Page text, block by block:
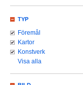
TYP
Föremål
Kartor
Konstverk
Visa alla